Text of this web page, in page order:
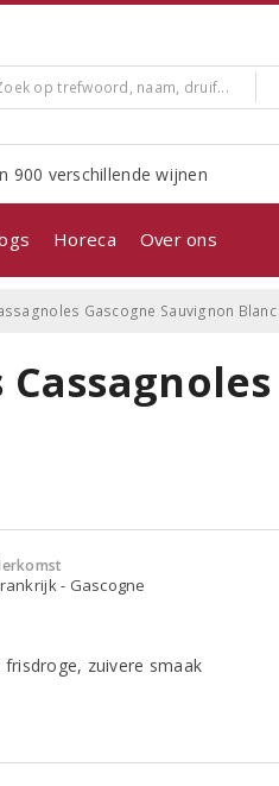
900 verschillende wijnen
Horeca Over ons
Gascogne Sauvignon Blanc
- Gascogne
zuivere smaak